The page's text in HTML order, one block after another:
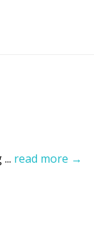
read more →